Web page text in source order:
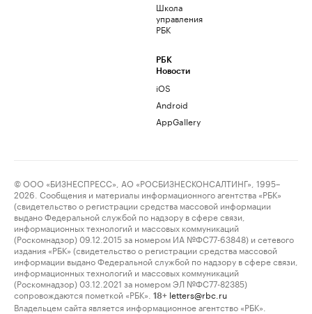
Школа
управления
РБК
РБК
Новости
iOS
Android
AppGallery
© ООО «БИЗНЕСПРЕСС», АО «РОСБИЗНЕСКОНСАЛТИНГ», 1995–
2026. Сообщения и материалы информационного агентства «РБК»
(свидетельство о регистрации средства массовой информации
выдано Федеральной службой по надзору в сфере связи,
информационных технологий и массовых коммуникаций
(Роскомнадзор) 09.12.2015 за номером ИА №ФС77-63848) и сетевого
издания «РБК» (свидетельство о регистрации средства массовой
информации выдано Федеральной службой по надзору в сфере связи,
информационных технологий и массовых коммуникаций
(Роскомнадзор) 03.12.2021 за номером ЭЛ №ФС77-82385)
сопровождаются пометкой «РБК».
18+ letters@rbc.ru
Владельцем сайта является информационное агентство «РБК».